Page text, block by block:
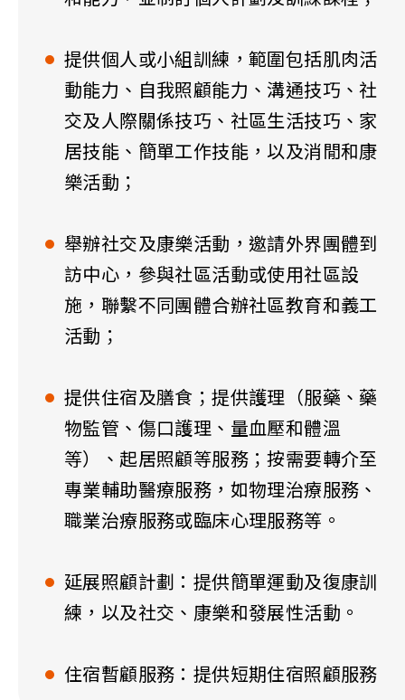
提供個人或小組訓練，範圍包括肌肉活
動能力、自我照顧能力、溝通技巧、社
交及人際關係技巧、社區生活技巧、家
居技能、簡單工作技能，以及消閒和康
樂活動；
舉辦社交及康樂活動，邀請外界團體到
訪中心，參與社區活動或使用社區設
施，聯繫不同團體合辦社區教育和義工
活動；
提供住宿及膳食；提供護理（服藥、藥
物監管、傷口護理、量血壓和體溫
等）、起居照顧等服務；按需要轉介至
專業輔助醫療服務，如物理治療服務、
職業治療服務或臨床心理服務等。
延展照顧計劃：提供簡單運動及復康訓
練，以及社交、康樂和發展性活動。
住宿暫顧服務：提供短期住宿照顧服務